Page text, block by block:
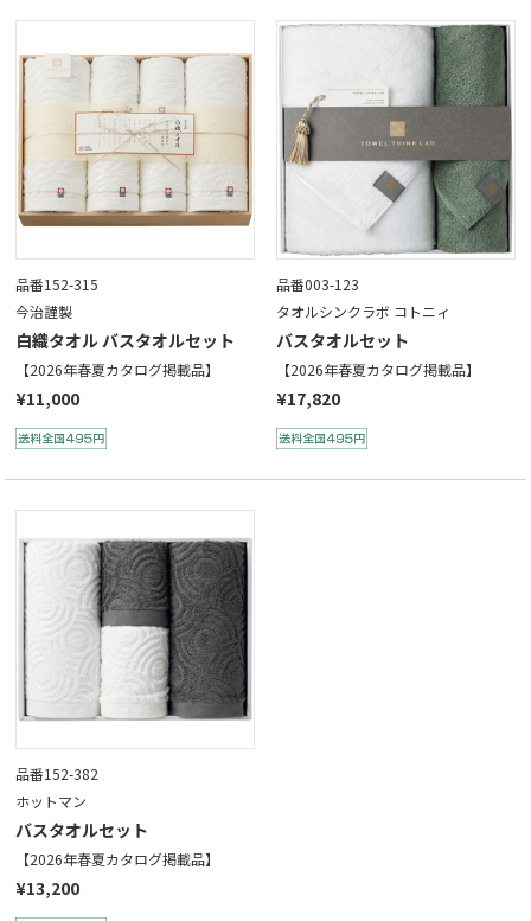
品番152-315
今治謹製
白織タオル バスタオルセット
【2026年春夏カタログ掲載品】
¥11,000
品番003-123
タオルシンクラボ コトニィ
バスタオルセット
【2026年春夏カタログ掲載品】
¥17,820
品番152-382
ホットマン
バスタオルセット
【2026年春夏カタログ掲載品】
¥13,200